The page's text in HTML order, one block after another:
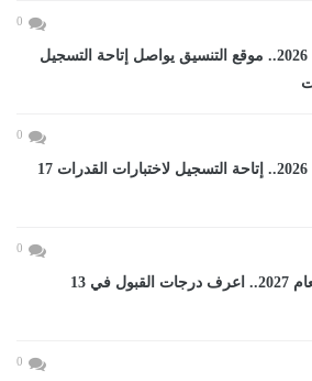
0
تنسيق الجامعات 2026.. موقع التنسيق يواصل إتاحة التسجيل
0
تنسيق الجامعات 2026.. إتاحة التسجيل لاختبارات القدرات 17
0
تنسيق الثانوى العام 2027.. اعرف درجات القبول في 13
0